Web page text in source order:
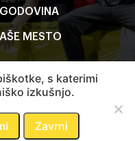
MESTO
obvestilo
s katerimi
izkušnjo.
Zavrni